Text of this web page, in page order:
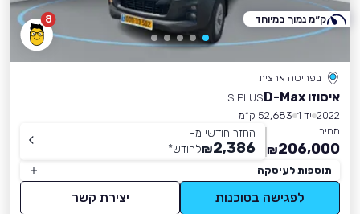
8
בפריסה ארצית
איסוזו D-Max
S PLUS
2022 יד 1
52,683 ק״מ
מחיר
206,000
₪
החזר חודשי מ-
2,386
₪לחודש*
תוספות לעיסקה
לפגישה בסוכנות יצירת קשר
ק״מ נמוך במיוחד